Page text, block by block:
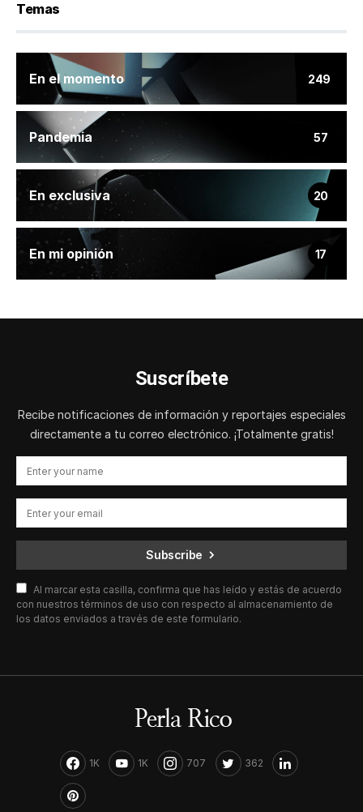
Temas
En el momento 249
Pandemia 57
En exclusiva 20
En mi opinión 17
Suscríbete
Recibe notificaciones de información y reportajes especiales
directamente a tu correo electrónico. ¡Totalmente gratis!
Subscribe
Al marcar esta casilla, confirma que has leído y estás de acuerdo
con nuestros términos de uso con respecto al almacenamiento de
los datos enviados a través de este formulario.
1K 1K 707 362